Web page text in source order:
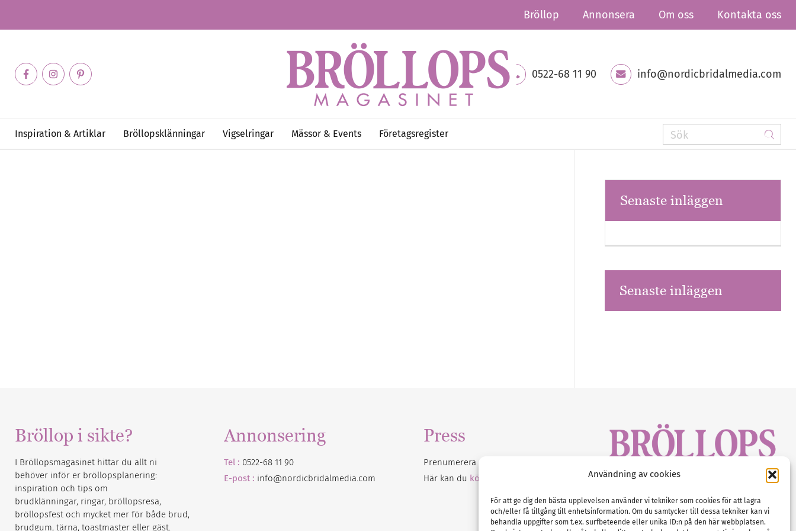
Användning av cookies
För att ge dig den bästa upplevelsen använder vi tekniker som cookies för att lagra
och/eller få tillgång till enhetsinformation. Om du samtycker till dessa tekniker kan vi
behandla uppgifter som t.ex. surfbeteende eller unika ID:n på den här webbplatsen.
Bröllop Annonsera Om oss Kontakta oss
0522-68 11 90 info@nordicbridalmedia.com
Inspiration & Artiklar Bröllopsklänningar Vigselringar Mässor & Events Företagsregister
Senaste inläggen
Senaste inläggen
Bröllop i sikte?
I Bröllopsmagasinet hittar du allt ni
behöver inför er bröllopsplanering:
inspiration och tips om
brudklänningar, ringar, bröllopsresa,
bröllopsfest och mycket mer för både brud,
brudgum, tärna, toastmaster eller gäst.
Annonsering
Tel : 0522-68 11 90
E-post : info@nordicbridalmedia.com
Press
Prenumerera på vårt
Här kan du köpa Bröllopsmagasinet
Tel :0522-68 11 90
E-post:info@nordicbridalmedia.com